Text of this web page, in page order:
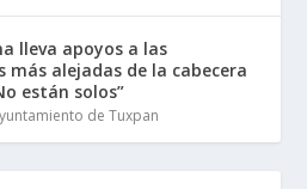
lleva apoyos a las
más alejadas de la cabecera
están solos”
de Tuxpan